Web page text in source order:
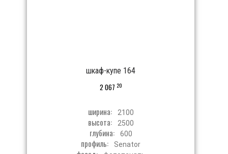
шкаф-купе 164
2 067 20
ширина: 2100
высота: 2500
глубина: 600
профиль: Senator